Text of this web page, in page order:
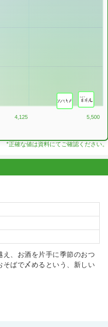
4,125 5,500
*正確な値は資料にてご確認ください。
、お酒を片手に季節のおつ
そばで〆めるという、新しい